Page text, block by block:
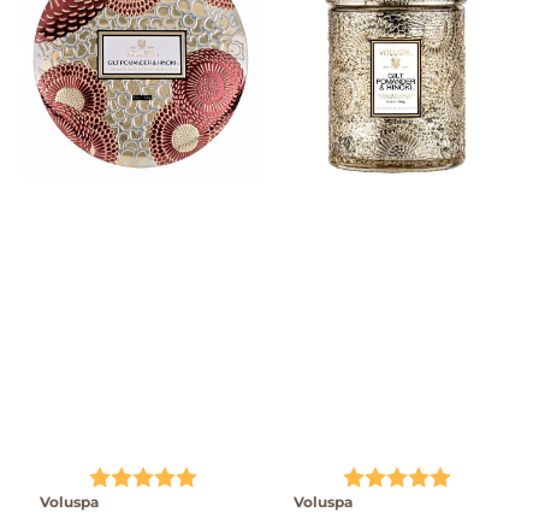
Karakter: 5.0 av 5 mulige
Voluspa
Karakter: 5.0 av 5
Voluspa